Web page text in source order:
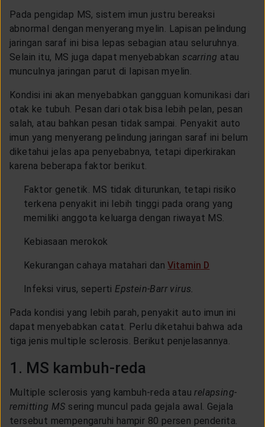
Pada pengidap MS, sistem imun justru bereaksi
abnormal dengan menyerang myelin. Lapisan pelindung
jaringan saraf ini bisa lepas sebagian atau seluruhnya.
Selain itu, MS juga dapat menyebabkanscarring atau
munculnya jaringan parut di lapisan myelin.
Kondisi ini akan menyebabkan gangguan komunikasi dari
otak ke tubuh. Pesan dari otak bisa lebih pelan, pesan
salah, atau bahkan pesan tidak sampai. Penyakit auto
imun yang menyerang pelindung jaringan saraf ini belum
diketahui jelas apa penyebabnya, tetapi diperkirakan
karena beberapa faktor berikut.
Faktor genetik. MS tidak diturunkan, tetapi risiko
terkena penyakit ini lebih tinggi pada orang yang
memiliki anggota keluarga dengan riwayat MS.
Kebiasaan merokok
Kekurangan cahaya matahari danVitamin D
Infeksi virus, seperti Epstein-Barr virus.
Pada kondisi yang lebih parah, penyakit auto imun ini
dapat menyebabkan catat. Perlu diketahui bahwa ada
tiga jenis multiple sclerosis. Berikut penjelasannya.
1. MS kambuh-reda
Multiple sclerosis yang kambuh-reda ataurelapsing-
remitting MS sering muncul pada gejala awal. Gejala
tersebut mempengaruhi hampir 80 persen penderita.